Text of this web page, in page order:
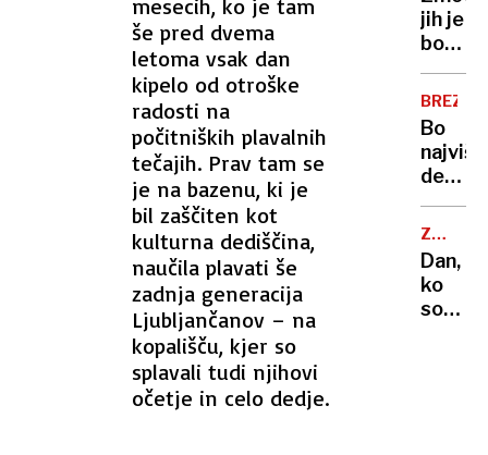
mesecih, ko je tam
še pred dvema
letoma vsak dan
kipelo od otroške
radosti na
počitniških plavalnih
tečajih. Prav tam se
je na bazenu, ki je
bil zaščiten kot
kulturna dediščina,
naučila plavati še
zadnja generacija
Ljubljančanov – na
kopališču, kjer so
splavali tudi njihovi
očetje in celo dedje.
več.
Kje
bomo
letos
stali
v
gneči?
jih je
osebna
Kako
se
Bo
v
višini
plače?
SE
JE
Dan,
ko
so